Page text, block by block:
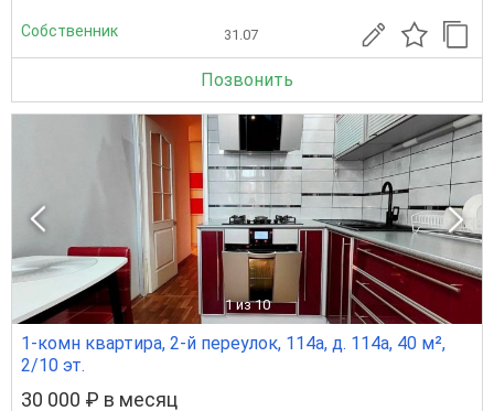
Собственник 31.07
Позвонить
1 из 10
1-комн квартира, 2-й переулок, 114а, д. 114а, 40 м²,
2/10 эт.
30 000 ₽ в месяц